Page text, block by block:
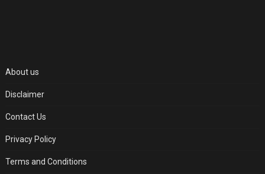
About us
Disclaimer
Contact Us
Privacy Policy
Terms and Conditions